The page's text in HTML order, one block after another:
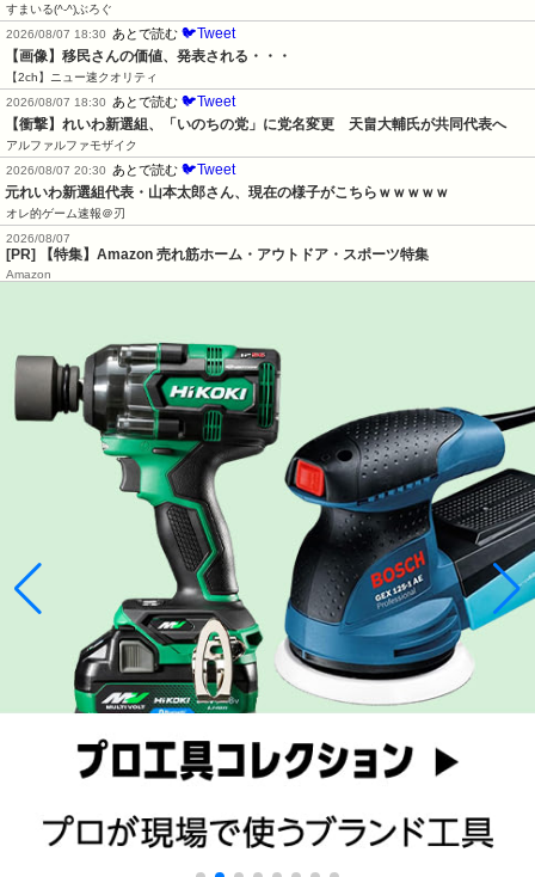
すまいる(^-^)ぶろぐ
2026/08/07 18:30
あとで読む 🐦Tweet
【画像】移民さんの価値、発表される・・・
【2ch】ニュー速クオリティ
2026/08/07 18:30
あとで読む 🐦Tweet
【衝撃】れいわ新選組、「いのちの党」に党名変更　天畠大輔氏が共同代表へ
アルファルファモザイク
2026/08/07 20:30
あとで読む 🐦Tweet
元れいわ新選組代表・山本太郎さん、現在の様子がこちらｗｗｗｗｗ
オレ的ゲーム速報＠刃
2026/08/07
[PR] 【特集】Amazon 売れ筋ホーム・アウトドア・スポーツ特集
Amazon